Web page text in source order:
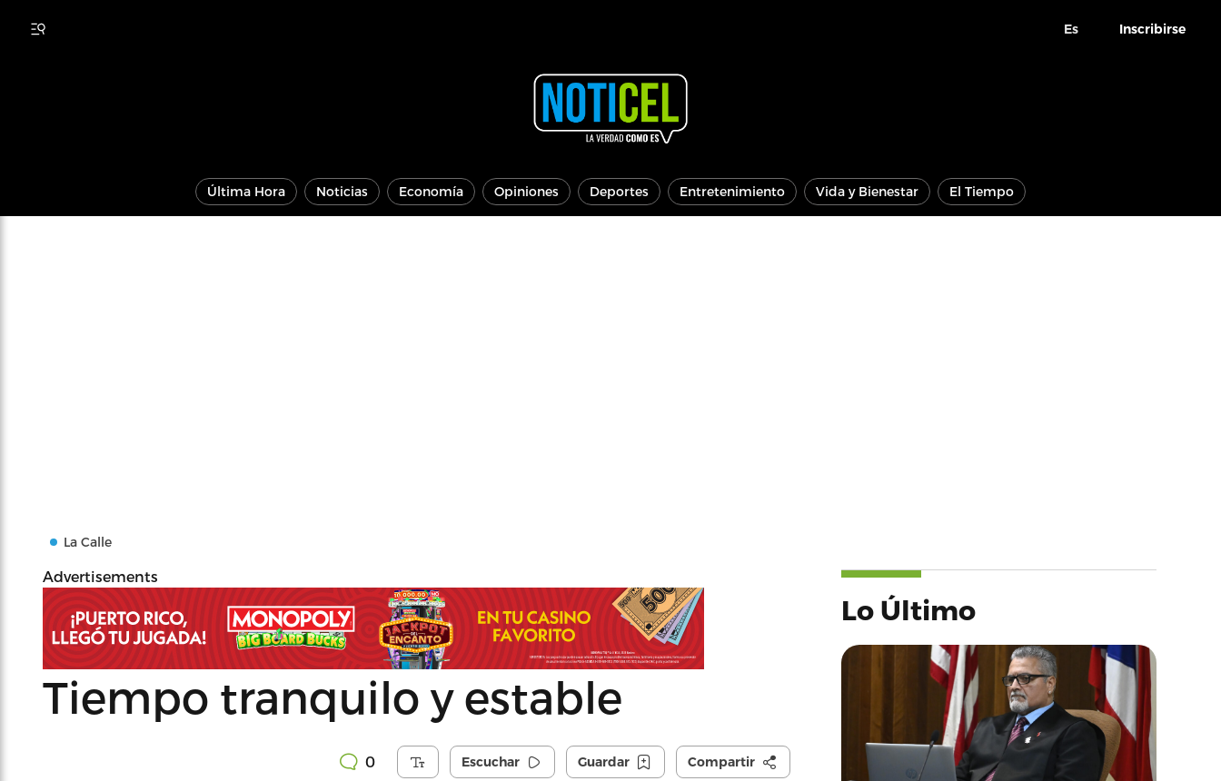
Es Inscribirse
Última Hora Noticias Economía Opiniones Deportes Entretenimiento Vida y Bienestar El Tiempo
La Calle
Advertisements
Tiempo tranquilo y estable
0 Escuchar Guardar Compartir
Lo Último